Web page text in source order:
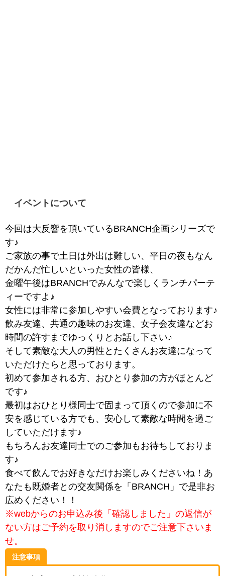
イベントについて
今回は大反響を頂いているBRANCH企画シリーズで
す♪
ご家族の事で土日は外出は難しい、平日の夜もなん
だかんだ忙しいといった女性の皆様、
金曜午後はBRANCHでみんなで楽しくランチパーテ
ィーですよ♪
女性には非常に参加しやすい会費となっております♪
飲み友達、共通の趣味のお友達、女子会友達などお
時間の許すまでゆっくりとお話し下さい♪
そして素敵な大人の男性とたくさんお友達になって
いただけたらと思っております。
初めて参加される方、おひとり参加の方がほとんど
です♪
最初はおひとり様同士で固まって頂くので参加に不
安を感じている方でも、安心して素敵な時間を過ご
していただけます♪
もちろんお友達同士でのご参加もお待ちしておりま
す♪
食べて飲んでお好きなだけお楽しみくださいね！あ
なたも既婚者との交友関係を「BRANCH」で是非お
広めください！！
※webからのお申込み後「確認しました」の返信が
ない方はご予約を取り消しますのでご注意下さいま
せ。
注意事項